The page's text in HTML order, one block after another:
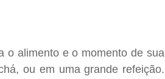
o alimento e o momento de sua
ou em uma grande refeição.